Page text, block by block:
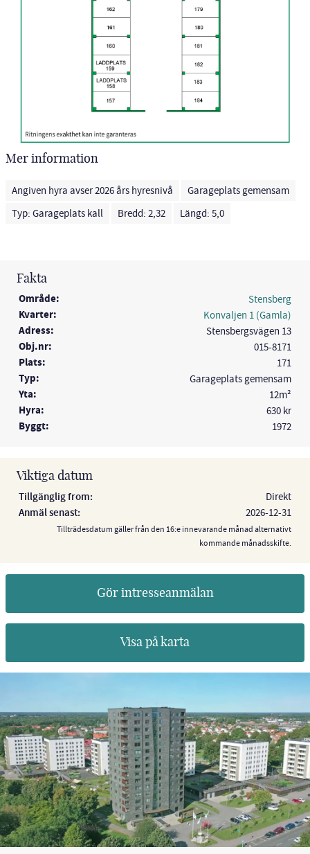
Mer information
Angiven hyra avser 2026 års hyresnivå
Garageplats gemensam
Typ: Garageplats kall
Bredd: 2,32 Längd: 5,0
Fakta
Område: Stensberg
Kvarter: Konvaljen 1 (Gamla)
Adress: Stensbergsvägen 13
Obj.nr: 015-8171
Plats: 171
Typ: Garageplats gemensam
Yta: 12m²
Hyra: 630 kr
Byggt: 1972
Viktiga datum
Tillgänglig from:
Direkt
Anmäl senast:
2026-12-31
Tillträdesdatum gäller från den 16:e innevarande månad alternativt
kommande månadsskifte.
Gör intresseanmälan
Visa på karta